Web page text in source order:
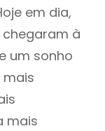
em dia,
à
um sonho
mais